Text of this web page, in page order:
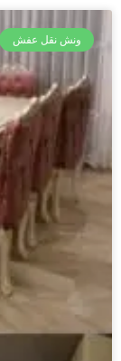
ونش نقل عفش